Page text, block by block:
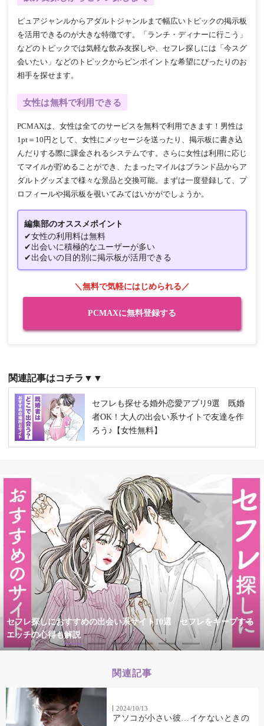
ピュアジャンルからアダルトジャンルまで幅広いトピックの掲示板
を活用できるのが大きな特徴です。「ランチ・ディナーに行こう」
などのトピックでは気軽な飲み友探しや、セフレ探しには「今スグ
会いたい」などのトピックからピンポイントな希望にぴったりのお
相手を探せます。
女性は無料で利用できる
PCMAXは、女性は全てのサービスを無料で利用できます！男性は
1pt＝10円として、女性にメッセージを送ったり、掲示板に書き込
んだりする際に課金されるシステムです。さらに女性は利用に応じ
てマイルが貯めることができ、たまったマイルはブランド品からア
ダルトグッズまで様々な景品と交換可能。まずは一度登録して、プ
ロフィールや掲示板を覗いてみてはいかがでしょうか。
編集部のオススメポイント
✔女性の利用料は無料
✔出会いに積極的なユーザーが多い
✔出会いの目的別に掲示板が活用できる
＼無料で気軽にはじめられる／
PCMAXに無料登録する
関連記事はコチラ▼▼
セフレも探せる婚外恋愛アプリ9選 既婚
者OK！大人の出会い系サイトで友達を作
ろう♪【女性無料】
セフレ探しにおすすめの出会い系サイト10選 セフレをキープする
エッチの心得も解説
関連記事
2024/10/13
アソコが小さい彼…イケないときの